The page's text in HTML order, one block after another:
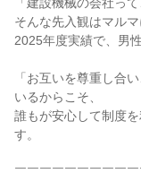
そんな先入観はマルマ
2025年度実績で、男
「お互いを尊重し合
いるからこそ、
誰もが安心して制度
す。
￣￣￣￣￣￣￣￣￣